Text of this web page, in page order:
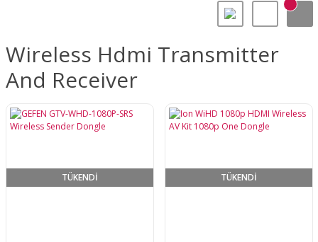
Wireless Hdmi Transmitter
And Receiver
TÜKENDİ TÜKENDİ